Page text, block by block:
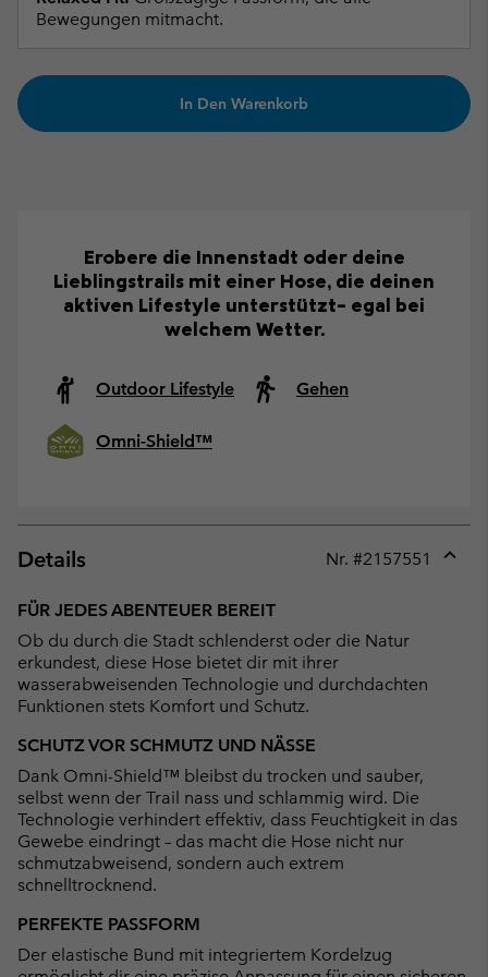
Bewegungen mitmacht.
In Den Warenkorb
Erobere die Innenstadt oder deine
Lieblingstrails mit einer Hose, die deinen
aktiven Lifestyle unterstützt– egal bei
welchem Wetter.
Outdoor Lifestyle Gehen
Omni-Shield™
Details Nr. #2157551
FÜR JEDES ABENTEUER BEREIT
Ob du durch die Stadt schlenderst oder die Natur
erkundest, diese Hose bietet dir mit ihrer
wasserabweisenden Technologie und durchdachten
Funktionen stets Komfort und Schutz.
SCHUTZ VOR SCHMUTZ UND NÄSSE
Dank Omni-Shield™ bleibst du trocken und sauber,
selbst wenn der Trail nass und schlammig wird. Die
Technologie verhindert effektiv, dass Feuchtigkeit in das
Gewebe eindringt – das macht die Hose nicht nur
schmutzabweisend, sondern auch extrem
schnelltrocknend.
PERFEKTE PASSFORM
Der elastische Bund mit integriertem Kordelzug